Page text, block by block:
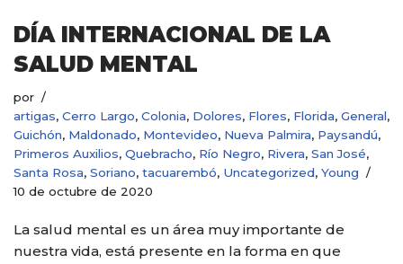
DÍA INTERNACIONAL DE LA
SALUD MENTAL
por
artigas, Cerro Largo, Colonia, Dolores, Flores, Florida, General,
Guichón, Maldonado, Montevideo, Nueva Palmira, Paysandú,
Primeros Auxilios, Quebracho, Río Negro, Rivera, San José,
Santa Rosa, Soriano, tacuarembó, Uncategorized, Young
10 de octubre de 2020
La salud mental es un área muy importante de
nuestra vida, está presente en la forma en que